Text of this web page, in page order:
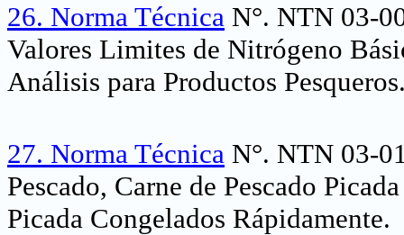
26. Norma Técnica N°. NTN 03-
Valores Limites de Nitrógeno
Análisis para Productos
27. Norma Técnica N°. NTN 03-
Pescado, Carne de Pescado
Picada Congelados Rápidamente.